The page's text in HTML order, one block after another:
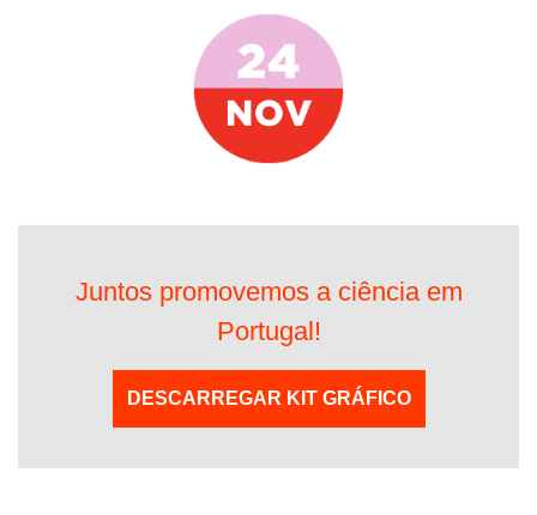
Juntos promovemos a ciência em
Portugal!
DESCARREGAR KIT GRÁFICO